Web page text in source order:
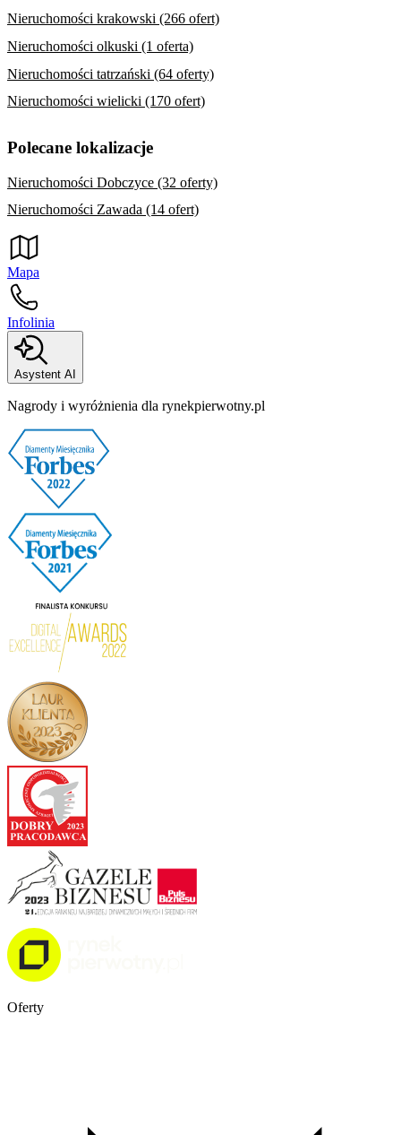
Nieruchomości krakowski (266 ofert)
Nieruchomości olkuski (1 oferta)
Nieruchomości tatrzański (64 oferty)
Nieruchomości wielicki (170 ofert)
Polecane lokalizacje
Nieruchomości Dobczyce (32 oferty)
Nieruchomości Zawada (14 ofert)
Mapa
Infolinia
Asystent AI
Nagrody i wyróżnienia dla rynekpierwotny.pl
Oferty